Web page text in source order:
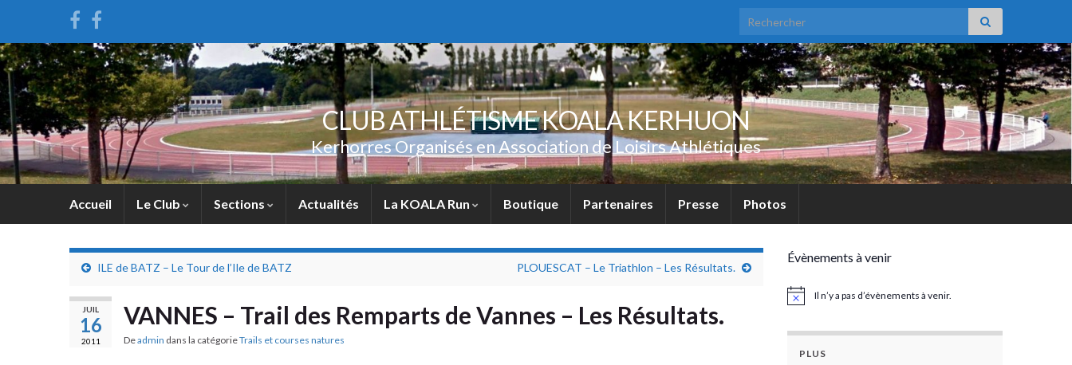
Search for:
CLUB ATHLÉTISME KOALA KERHUON
Kerhorres Organisés en Association de Loisirs Athlétiques
Accueil Le Club Sections Actualités La KOALA Run Boutique Partenaires Presse Photos
ILE de BATZ – Le Tour de l’Ile de BATZ PLOUESCAT – Le Triathlon – Les Résultats.
JUIL
16
2011
VANNES – Trail des Remparts de Vannes – Les Résultats.
Deadmin dans la catégorieTrails et courses natures
Évènements à venir
NoticeIl n’y a pas d’évènements à venir.
PLUS